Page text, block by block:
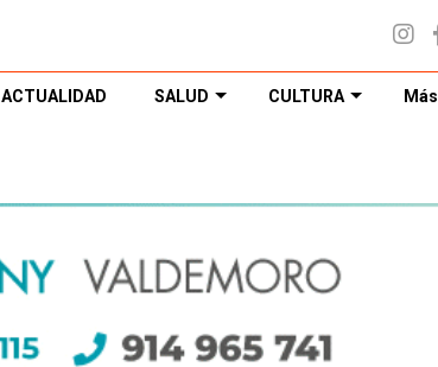
ACTUALIDAD SALUD CULTURA Más